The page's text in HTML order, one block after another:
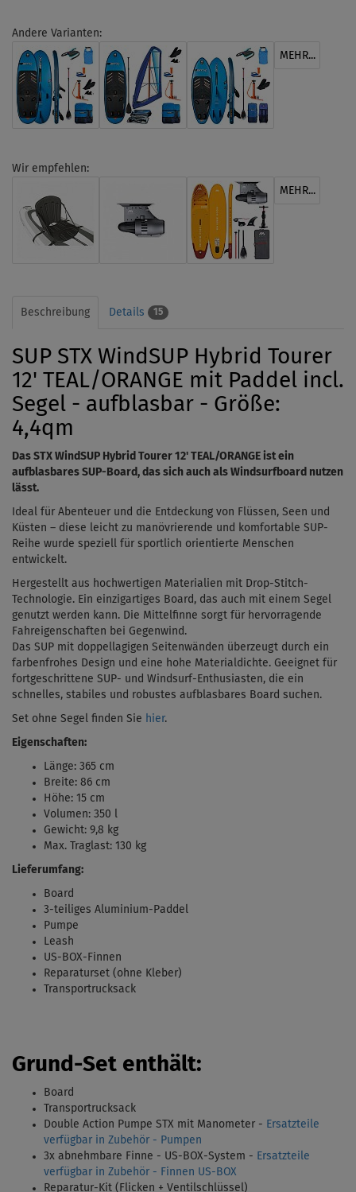
Andere Varianten:
MEHR...
Wir empfehlen:
MEHR...
Beschreibung Details 15
SUP STX WindSUP Hybrid Tourer
12' TEAL/ORANGE mit Paddel incl.
Segel - aufblasbar - Größe:
4,4qm
Das STX WindSUP Hybrid Tourer 12' TEAL/ORANGE ist ein
aufblasbares SUP-Board, das sich auch als Windsurfboard nutzen
lässt.
Ideal für Abenteuer und die Entdeckung von Flüssen, Seen und
Küsten – diese leicht zu manövrierende und komfortable SUP-
Reihe wurde speziell für sportlich orientierte Menschen
entwickelt.
Hergestellt aus hochwertigen Materialien mit Drop-Stitch-
Technologie. Ein einzigartiges Board, das auch mit einem Segel
genutzt werden kann. Die Mittelfinne sorgt für hervorragende
Fahreigenschaften bei Gegenwind.
Das SUP mit doppellagigen Seitenwänden überzeugt durch ein
farbenfrohes Design und eine hohe Materialdichte. Geeignet für
fortgeschrittene SUP- und Windsurf-Enthusiasten, die ein
schnelles, stabiles und robustes aufblasbares Board suchen.
Set ohne Segel finden Sie hier.
Eigenschaften:
Länge: 365 cm
Breite: 86 cm
Höhe: 15 cm
Volumen: 350 l
Gewicht: 9,8 kg
Max. Traglast: 130 kg
Lieferumfang:
Board
3-teiliges Aluminium-Paddel
Pumpe
Leash
US-BOX-Finnen
Reparaturset (ohne Kleber)
Transportrucksack
Grund-Set enthält:
Board
Transportrucksack
Double Action Pumpe STX mit Manometer - Ersatzteile
verfügbar in Zubehör - Pumpen
3x abnehmbare Finne - US-BOX-System - Ersatzteile
verfügbar in Zubehör - Finnen US-BOX
Reparatur-Kit (Flicken + Ventilschlüssel)